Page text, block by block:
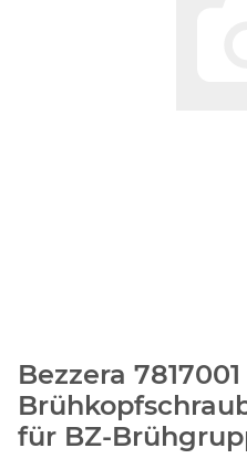
Bezzera 7817001
für BZ-